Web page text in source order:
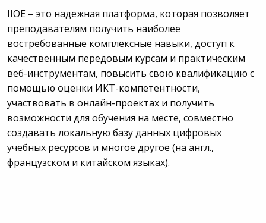
IIOE – это надежная платформа, которая позволяет
преподавателям получить наиболее
востребованные комплексные навыки, доступ к
качественным передовым курсам и практическим
веб-инструментам, повысить свою квалификацию с
помощью оценки ИКТ-компетентности,
участвовать в онлайн-проектах и получить
возможности для обучения на месте, совместно
создавать локальную базу данных цифровых
учебных ресурсов и многое другое (на англ.,
французском и китайском языках).